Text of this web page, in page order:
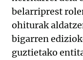
belarriprest
ohiturak
bigarren
guztietako